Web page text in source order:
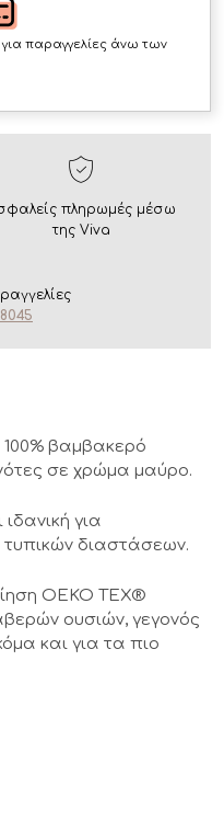
παραγγελίες άνω των
πληρωμές μέσω
της Viva
βαμβακερό
σε χρώμα μαύρο.
για
διαστάσεων.
OEKO TEX®
ουσιών, γεγονός
και για τα πιο